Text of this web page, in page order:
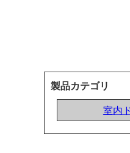
製品カテゴリ
室内